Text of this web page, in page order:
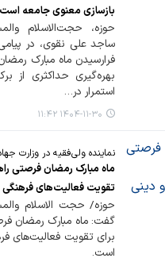
بازسازی معنوی جامعه است
حوزه، حجت‌الاسلام
ساجد علی نقوی، در
فرارسیدن ماه مبارک
بهره‌گیری حداکثری از
استمرار در…
۱۴۰۴-۱۱-۳۰ ۱۱:۴۲
نماینده ولی‌فقیه در وزارت
ماه مبارک رمضان فرصتی
تقویت فعالیت‌های
حوزه/ حجت الاسلام
گفت: ماه مبارک رمضان
برای تقویت فعالیت‌های
است.